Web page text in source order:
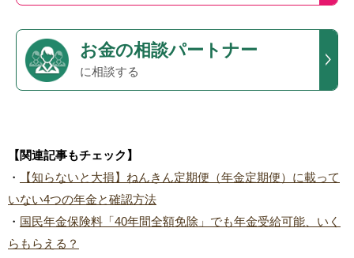
お金の相談パートナー
に相談する
【関連記事もチェック】
・
【知らないと大損】ねんきん定期便（年金定期便）に載って
いない4つの年金と確認方法
・ 国民年金保険料「40年間全額免除」でも年金受給可能、いく
らもらえる？